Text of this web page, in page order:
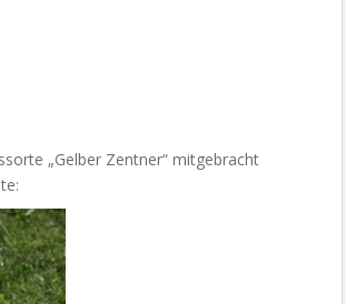
„Gelber Zentner“ mitgebracht